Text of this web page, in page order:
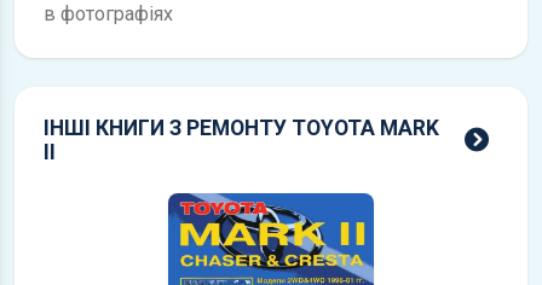
в фотографіях
ІНШІ КНИГИ З РЕМОНТУ TOYOTA MARK